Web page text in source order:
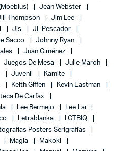
Jean Webster
Thompson
Jim Lee
Jis
JL Pescador
Sacco
Johnny Ryan
Juan Giménez
Juegos De Mesa
Julie Maroh
Juvenil
Kamite
Keith Giffen
Kevin Eastman
De Carfax
Lee Bermejo
Lee Lai
Letrablanka
LGTBIQ
Posters Serigrafías
Magia
Makoki